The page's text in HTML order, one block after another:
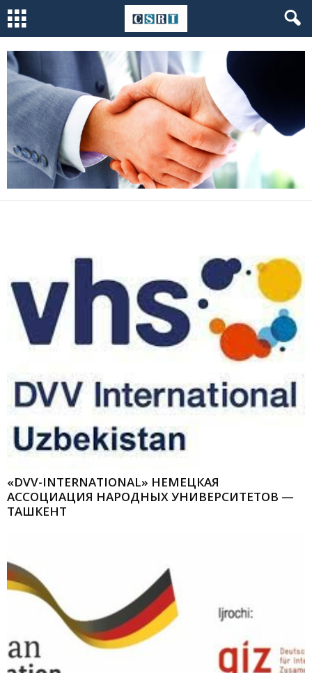
«DVV-INTERNATIONAL» НЕМЕЦКАЯ
АССОЦИАЦИЯ НАРОДНЫХ УНИВЕРСИТЕТОВ —
ТАШКЕНТ